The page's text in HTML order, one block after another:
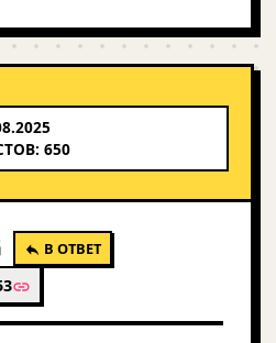
650
В ОТВЕТ